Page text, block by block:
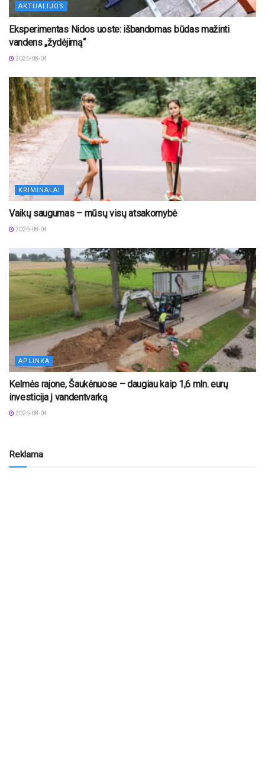
AKTUALIJOS
Eksperimentas Nidos uoste: išbandomas būdas mažinti
vandens „žydėjimą“
2026-08-04
KRIMINALAI
Vaikų saugumas – mūsų visų atsakomybė
2026-08-04
APLINKA
Kelmės rajone, Šaukėnuose – daugiau kaip 1,6 mln. eurų
investicija į vandentvarką
2026-08-04
Reklama